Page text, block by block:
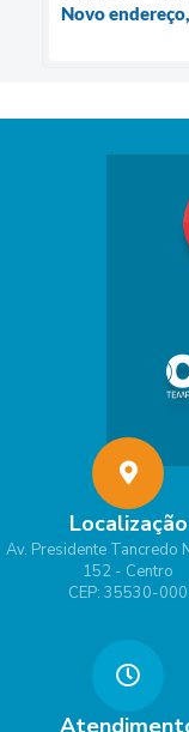
Novo
Localização
Av. Presidente Tancredo
152 - Centro
CEP: 35530-000